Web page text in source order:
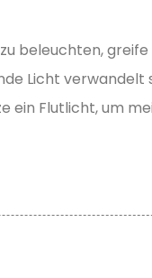
beleuchten,
Licht verwandelt
Flutlicht, um